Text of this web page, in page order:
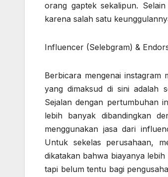
orang gaptek sekalipun.
karena salah satu
Influencer (Selebgram) &
Berbicara mengenai
yang dimaksud di sini adalah
Sejalan dengan pertumbuhan
lebih banyak dibandingkan
menggunakan jasa dari
Untuk sekelas perusahaan,
dikatakan bahwa biayanya
tapi belum tentu bagi